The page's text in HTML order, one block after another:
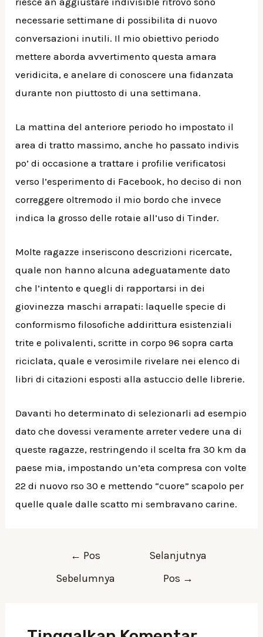
necessarie settimane di possibilita di nuovo
conversazioni inutili. Il mio obiettivo periodo
mettere aborda avvertimento questa amara
veridicita, e anelare di conoscere una fidanzata
durante non piuttosto di una settimana.
La mattina del anteriore periodo ho impostato il
area di tratto massimo, anche ho passato indivis
po’ di occasione a trattare i profilie verificatosi
verso l’esperimento di Facebook, ho deciso di non
correggere oltremodo il mio bordo che invece
indica la grosso delle rotaie all’uso di Tinder.
Molte ragazze inseriscono descrizioni ricercate,
quale non hanno alcuna adeguatamente dato
che l’intento e quegli di rapportarsi in dei
giovinezza maschi arrapati: laquelle specie di
conformismo filosofiche addirittura esistenziali
trite e polivalenti, scritte in corpo 96 sopra carta
riciclata, quale e verosimile rivelare nei elenco di
libri di citazioni esposti alla astuccio delle librerie.
Davanti ho determinato di selezionarli ad esempio
dato che dovessi veramente arreter vedere una di
queste ragazze, restringendo il scelta fra 30 km da
paese mia, impostando un’eta compresa con volte
22 di nuovo rso 30 e mettendo “cuore” scapolo per
quelle quale dalle scatto mi sembravano carine.
← Pos
Sebelumnya
Selanjutnya
Pos →